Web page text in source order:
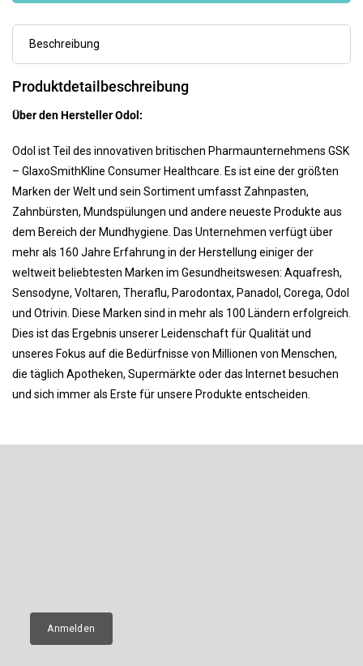
Beschreibung
Produktdetailbeschreibung
Über den Hersteller Odol:
Odol ist Teil des innovativen britischen Pharmaunternehmens GSK
– GlaxoSmithKline Consumer Healthcare. Es ist eine der größten
Marken der Welt und sein Sortiment umfasst Zahnpasten,
Zahnbürsten, Mundspülungen und andere neueste Produkte aus
dem Bereich der Mundhygiene. Das Unternehmen verfügt über
mehr als 160 Jahre Erfahrung in der Herstellung einiger der
weltweit beliebtesten Marken im Gesundheitswesen: Aquafresh,
Sensodyne, Voltaren, Theraflu, Parodontax, Panadol, Corega, Odol
und Otrivin. Diese Marken sind in mehr als 100 Ländern erfolgreich.
Dies ist das Ergebnis unserer Leidenschaft für Qualität und
unseres Fokus auf die Bedürfnisse von Millionen von Menschen,
die täglich Apotheken, Supermärkte oder das Internet besuchen
und sich immer als Erste für unsere Produkte entscheiden.
Anmelden